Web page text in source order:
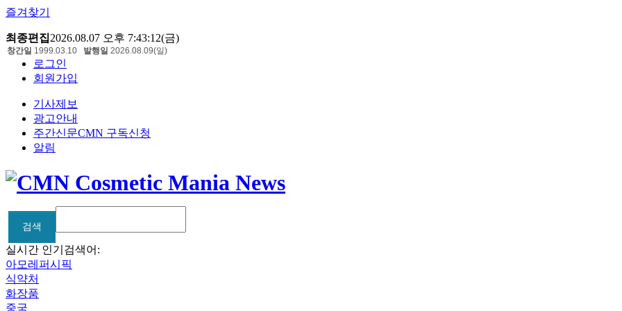
즐겨찾기
최종편집2026.08.07 오후 7:43:12(금)
로그인
회원가입
기사제보
광고안내
주간신문CMN 구독신청
알림
창간일 1999.03.10 발행일 2026.08.09(일)
검색
검색
실시간 인기검색어:
아모레퍼시픽
식약처
화장품
중국